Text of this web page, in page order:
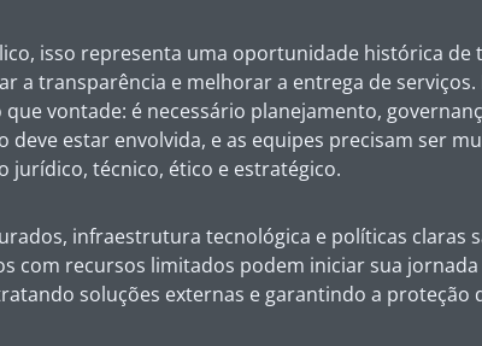
isso representa uma oportunidade histórica
a transparência e melhorar a entrega de
que vontade: é necessário planejamento,
deve estar envolvida, e as equipes precisam ser
jurídico, técnico, ético e estratégico.
infraestrutura tecnológica e políticas claras
com recursos limitados podem iniciar sua
soluções externas e garantindo a proteção